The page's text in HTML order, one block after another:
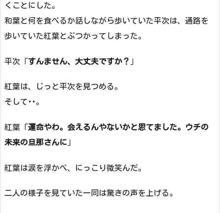
くことにした。
和葉と何を食べるか話しながら歩いていた平次は、通路を
歩いていた紅葉とぶつかってしまった。
平次「すんません、大丈夫ですか？ 」
紅葉は、じっと平次を見つめる。
そして･･。
紅葉「運命やわ。会えるんやないかと思てました。ウチの
未来の旦那さんに 」
紅葉は涙を浮かべ、にっこり微笑んだ。
二人の様子を見ていた一同は驚きの声を上げる。